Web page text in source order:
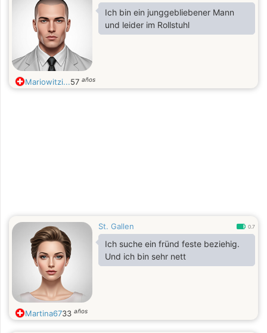
Ich bin ein junggebliebener Mann
und leider im Rollstuhl
Mariowitzi...57 años
St. Gallen 0.7
Ich suche ein fründ feste beziehig.
Und ich bin sehr nett
Martina6733 años